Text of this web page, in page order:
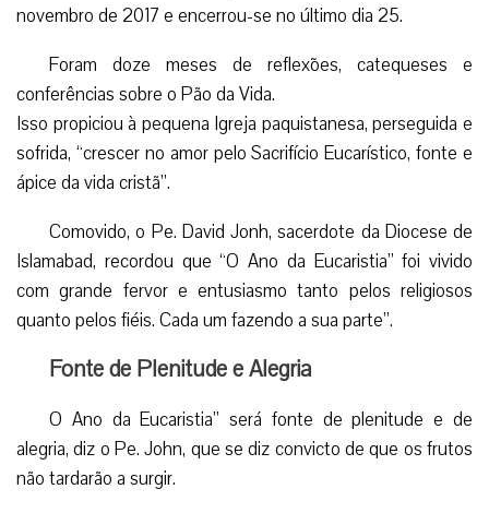
novembro de 2017 e encerrou-se no último dia 25.
Foram doze meses de reflexões, catequeses e
conferências sobre o Pão da Vida.
Isso propiciou à pequena Igreja paquistanesa, perseguida e
sofrida, “crescer no amor pelo Sacrifício Eucarístico, fonte e
ápice da vida cristã”.
Comovido, o Pe. David Jonh, sacerdote da Diocese de
Islamabad, recordou que “O Ano da Eucaristia” foi vivido
com grande fervor e entusiasmo tanto pelos religiosos
quanto pelos fiéis. Cada um fazendo a sua parte”.
Fonte de Plenitude e Alegria
O Ano da Eucaristia” será fonte de plenitude e de
alegria, diz o Pe. John, que se diz convicto de que os frutos
não tardarão a surgir.